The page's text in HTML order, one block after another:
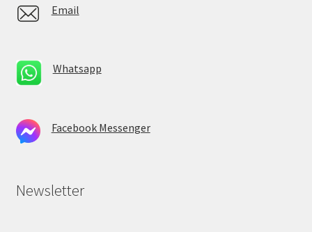
Email
Whatsapp
Facebook Messenger
Newsletter